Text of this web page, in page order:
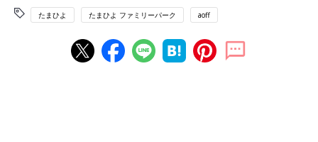
たまひよ たまひよ ファミリーパーク aoff